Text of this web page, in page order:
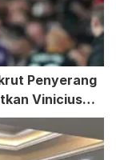
Penyerang
Vinicius